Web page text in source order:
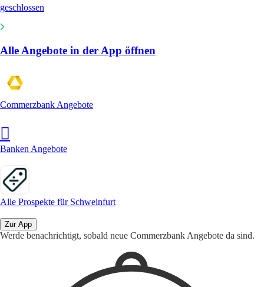
geschlossen
Alle Angebote in der App öffnen
Commerzbank Angebote
Banken Angebote
Alle Prospekte für Schweinfurt
Zur App
Werde benachrichtigt, sobald neue Commerzbank Angebote da sind.